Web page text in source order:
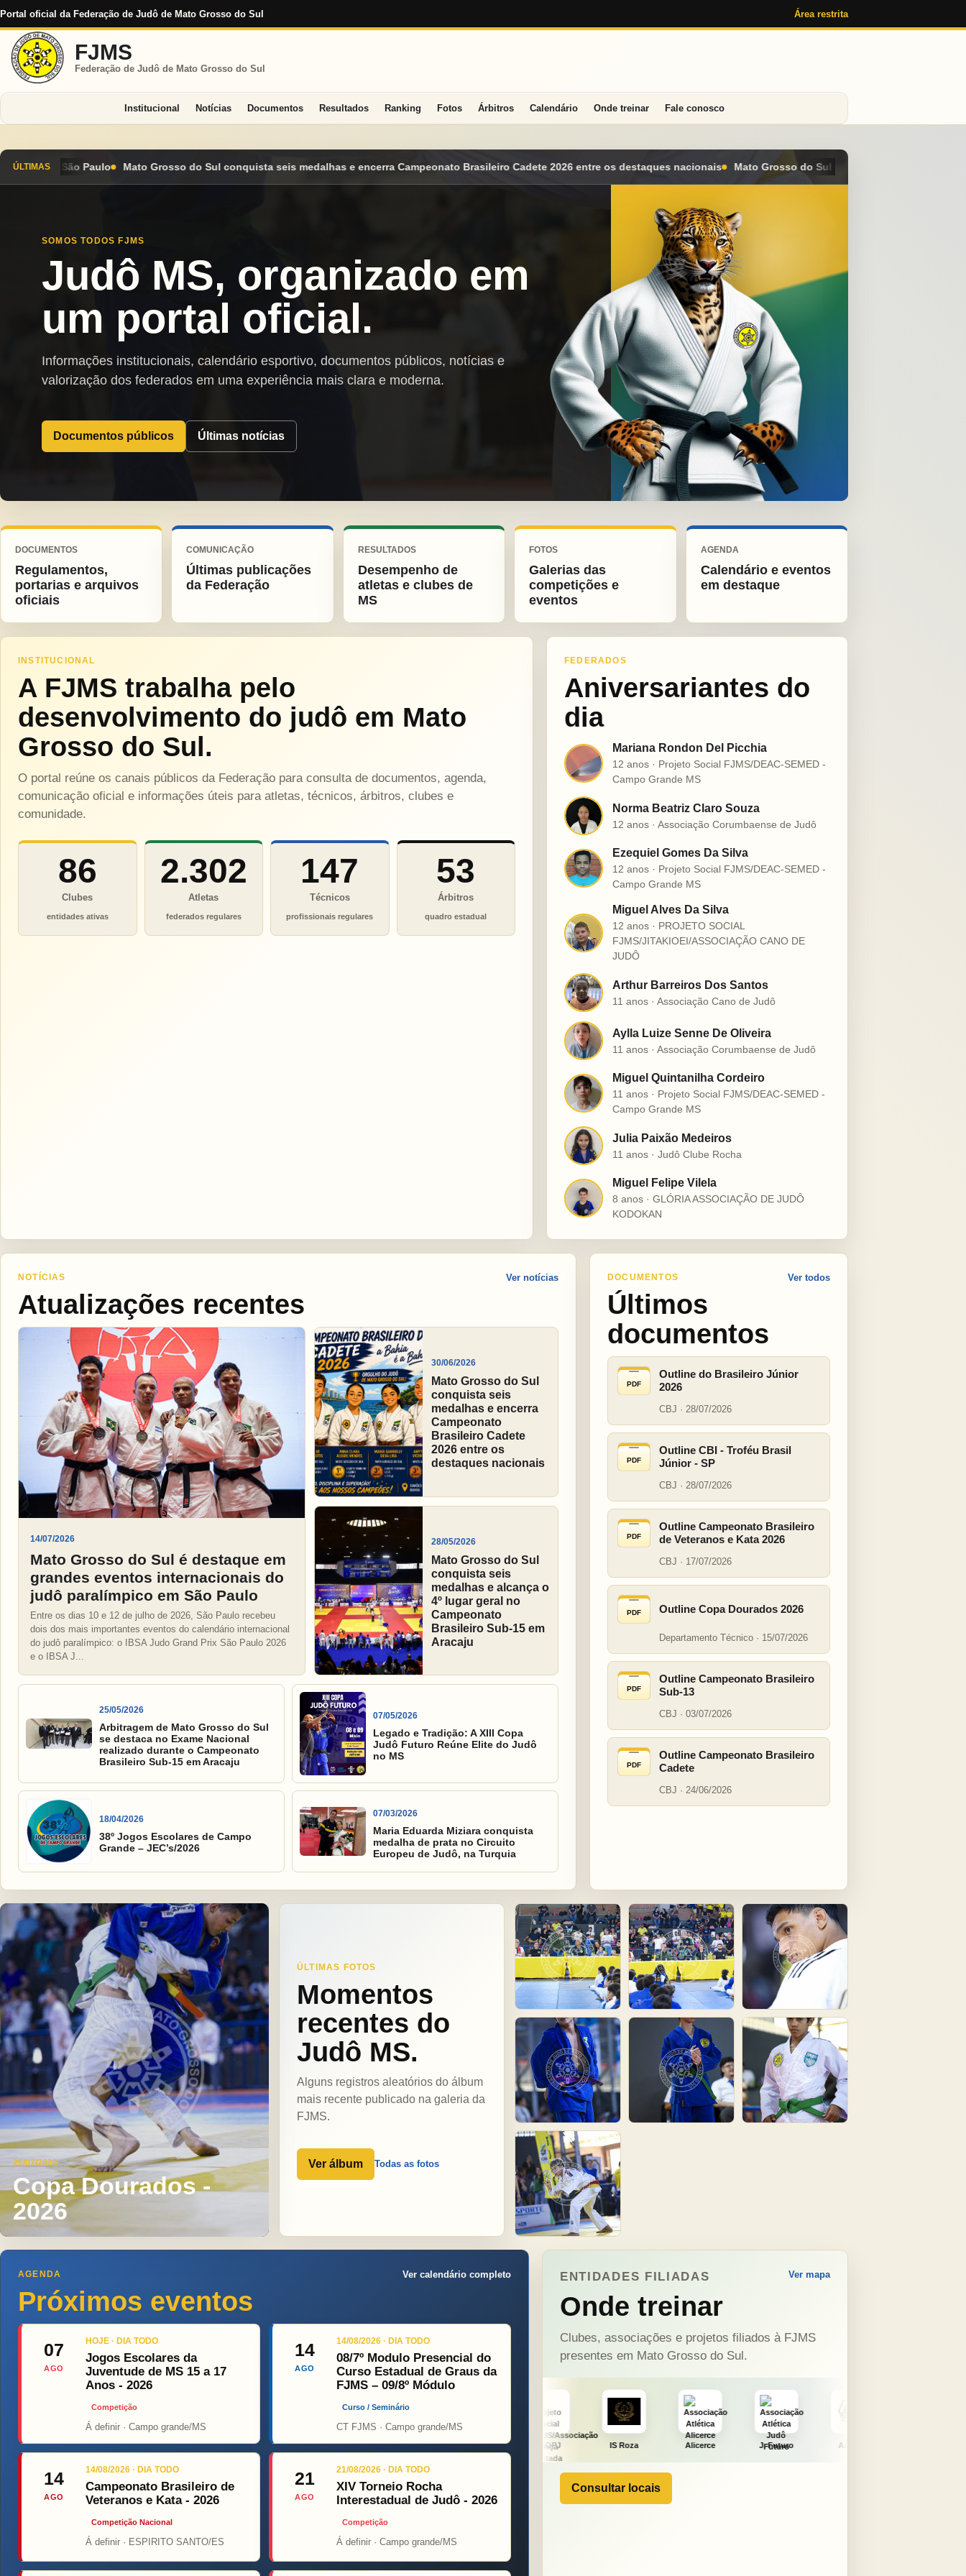
Portal oficial da Federação de Judô de Mato Grosso do Sul Área restrita
FJMS
Federação de Judô de Mato Grosso do Sul
Institucional Notícias Documentos Resultados Ranking Fotos Árbitros Calendário Onde treinar Fale conosco
ÚLTIMAS
Sul conquista seis medalhas e encerra Campeonato Brasileiro Cadete 2026 entre os destaques nacionais Mato Grosso do Sul conquista seis medalhas e alcança o 4º lugar geral no
SOMOS TODOS FJMS
Judô MS, organizado em
um portal oficial.
Informações institucionais, calendário esportivo, documentos públicos, notícias e
valorização dos federados em uma experiência mais clara e moderna.
Documentos públicos Últimas notícias
DOCUMENTOS
Regulamentos,
portarias e arquivos
oficiais
COMUNICAÇÃO
Últimas publicações
da Federação
RESULTADOS
Desempenho de
atletas e clubes de
MS
FOTOS
Galerias das
competições e
eventos
AGENDA
Calendário e eventos
em destaque
INSTITUCIONAL
A FJMS trabalha pelo
desenvolvimento do judô em Mato
Grosso do Sul.
O portal reúne os canais públicos da Federação para consulta de documentos, agenda,
comunicação oficial e informações úteis para atletas, técnicos, árbitros, clubes e
comunidade.
86
Clubes
entidades ativas
2.302
Atletas
federados regulares
147
Técnicos
profissionais regulares
53
Árbitros
quadro estadual
FEDERADOS
Aniversariantes do
dia
M
Mariana Rondon Del Picchia
12 anos · Projeto Social FJMS/DEAC-SEMED -
Campo Grande MS
N Norma Beatriz Claro Souza
12 anos · Associação Corumbaense de Judô
E
Ezequiel Gomes Da Silva
12 anos · Projeto Social FJMS/DEAC-SEMED -
Campo Grande MS
M
Miguel Alves Da Silva
12 anos · PROJETO SOCIAL
FJMS/JITAKIOEI/ASSOCIAÇÃO CANO DE
JUDÔ
A Arthur Barreiros Dos Santos
11 anos · Associação Cano de Judô
A Aylla Luize Senne De Oliveira
11 anos · Associação Corumbaense de Judô
M
Miguel Quintanilha Cordeiro
11 anos · Projeto Social FJMS/DEAC-SEMED -
Campo Grande MS
J Julia Paixão Medeiros
11 anos · Judô Clube Rocha
M
Miguel Felipe Vilela
8 anos · GLÓRIA ASSOCIAÇÃO DE JUDÔ
KODOKAN
NOTÍCIAS
Atualizações recentes
Ver notícias
14/07/2026
Mato Grosso do Sul é destaque em
grandes eventos internacionais do
judô paralímpico em São Paulo
Entre os dias 10 e 12 de julho de 2026, São Paulo recebeu
dois dos mais importantes eventos do calendário internacional
do judô paralímpico: o IBSA Judo Grand Prix São Paulo 2026
e o IBSA J...
30/06/2026
Mato Grosso do Sul
conquista seis
medalhas e encerra
Campeonato
Brasileiro Cadete
2026 entre os
destaques nacionais
28/05/2026
Mato Grosso do Sul
conquista seis
medalhas e alcança o
4º lugar geral no
Campeonato
Brasileiro Sub-15 em
Aracaju
25/05/2026
Arbitragem de Mato Grosso do Sul
se destaca no Exame Nacional
realizado durante o Campeonato
Brasileiro Sub-15 em Aracaju
07/05/2026
Legado e Tradição: A XIII Copa
Judô Futuro Reúne Elite do Judô
no MS
18/04/2026
38º Jogos Escolares de Campo
Grande – JEC’s/2026
07/03/2026
Maria Eduarda Miziara conquista
medalha de prata no Circuito
Europeu de Judô, na Turquia
DOCUMENTOS
Últimos
documentos
Ver todos
PDF
Outline do Brasileiro Júnior
2026
CBJ · 28/07/2026
PDF
Outline CBI - Troféu Brasil
Júnior - SP
CBJ · 28/07/2026
PDF
Outline Campeonato Brasileiro
de Veteranos e Kata 2026
CBJ · 17/07/2026
PDF Outline Copa Dourados 2026
Departamento Técnico · 15/07/2026
PDF
Outline Campeonato Brasileiro
Sub-13
CBJ · 03/07/2026
PDF
Outline Campeonato Brasileiro
Cadete
CBJ · 24/06/2026
25/07/2026
Copa Dourados -
2026
ÚLTIMAS FOTOS
Momentos
recentes do
Judô MS.
Alguns registros aleatórios do álbum
mais recente publicado na galeria da
FJMS.
Ver álbum Todas as fotos
AGENDA
Próximos eventos
Ver calendário completo
07
AGO
HOJE · DIA TODO
Jogos Escolares da
Juventude de MS 15 a 17
Anos - 2026
Competição
Á definir · Campo grande/MS
14
AGO
14/08/2026 · DIA TODO
08/7º Modulo Presencial do
Curso Estadual de Graus da
FJMS – 09/8º Módulo
Curso / Seminário
CT FJMS · Campo grande/MS
14
AGO
14/08/2026 · DIA TODO
Campeonato Brasileiro de
Veteranos e Kata - 2026
Competição Nacional
Á definir · ESPIRITO SANTO/ES
21
AGO
21/08/2026 · DIA TODO
XIV Torneio Rocha
Interestadual de Judô - 2026
Competição
Á definir · Campo grande/MS
ENTIDADES FILIADAS
Onde treinar
Ver mapa
Clubes, associações e projetos filiados à FJMS
presentes em Mato Grosso do Sul.
Top Fight ONÇA PINT PSOPJ IS Roza Alicerce J. Futuro AAJNG TSURU
Consultar locais